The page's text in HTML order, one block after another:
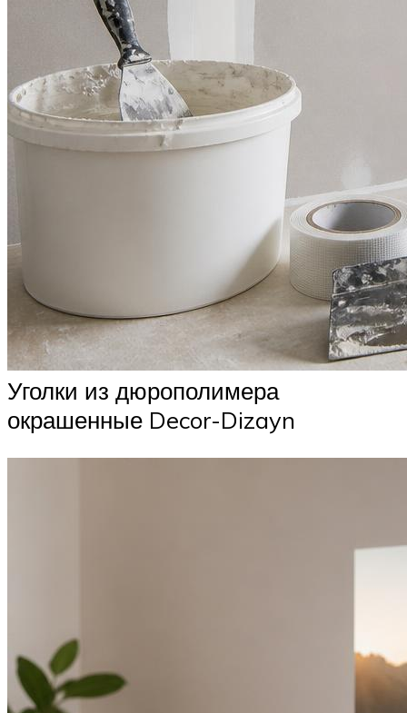
Уголки из дюрополимера
окрашенные Decor-Dizayn